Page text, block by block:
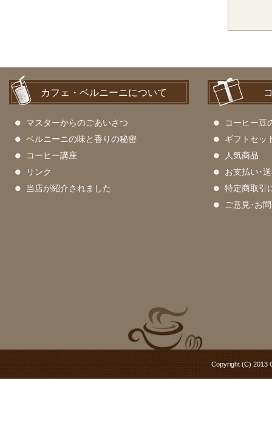
カフェ・ベルニーニについて
マスターからのごあいさつ
ベルニーニの味と香りの秘密
コーヒー講座
リンク
当店が紹介されました
コーヒー豆
ギフトセッ
人気商品
お支払い･
特定商取引
ご意見･お
Copyright (C) 2013